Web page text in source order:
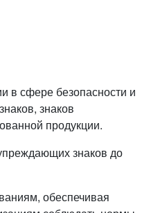
в сфере безопасности и
знаков
продукции.
знаков до
обеспечивая